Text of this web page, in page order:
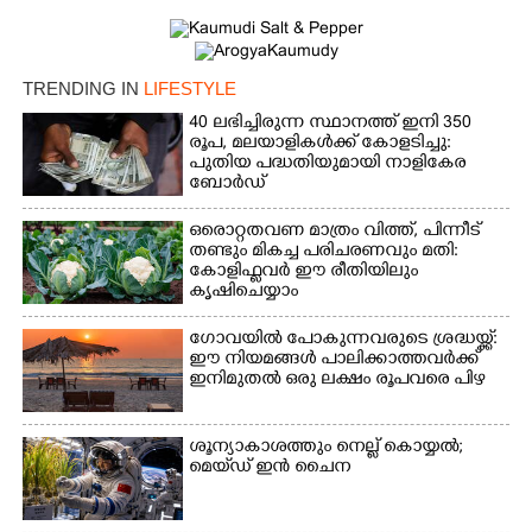
TRENDING IN LIFESTYLE
40 ലഭിച്ചിരുന്ന സ്ഥാനത്ത് ഇനി 350
രൂപ, മലയാളികൾക്ക് കോളടിച്ചു:
പുതിയ പദ്ധതിയുമായി നാളികേര
ബോർഡ്
ഒരൊറ്റതവണ മാത്രം വിത്ത്, പിന്നീട്
തണ്ടും മികച്ച പരിചരണവും മതി:
കോളിഫ്ലവർ ഈ രീതിയിലും
കൃഷിചെയ്യാം
ഗോവയിൽ പോകുന്നവരുടെ ശ്രദ്ധയ്ക്ക്:
ഈ നിയമങ്ങൾ പാലിക്കാത്തവർക്ക്
ഇനിമുതൽ ഒരു ലക്ഷം രൂപവരെ പിഴ
ശൂന്യാകാശത്തും നെല്ല് കൊയ്യൽ;
മെയ്‌ഡ് ഇൻ ചൈന